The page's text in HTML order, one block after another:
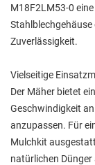
M18F2LM53-0
Zuverlässigkeit.
Vielseitige
Der Mäher bietet
Geschwindigkeit
anzupassen. Für
Mulchkit
natürlichen